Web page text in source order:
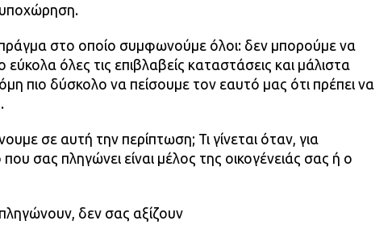
υποχώρηση.
στο οποίο συμφωνούμε όλοι: δεν μπορούμε να
εύκολα όλες τις επιβλαβείς καταστάσεις και μάλιστα
πιο δύσκολο να πείσουμε τον εαυτό μας ότι πρέπει να
σε αυτή την περίπτωση; Τι γίνεται όταν, για
σας πληγώνει είναι μέλος της οικογένειάς σας ή ο
δεν σας αξίζουν